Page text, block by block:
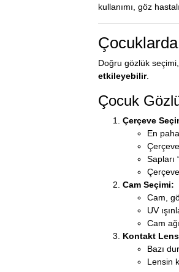
kullanımı, göz
Doğru gözlük
etkileyebilir.
Çocuk
Çerçeve
En
Sapları
Cam Seçimi:
Cam,
UV
Cam
Kontakt Lens
Bazı
Lensin